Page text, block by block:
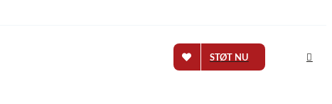
STØT NU